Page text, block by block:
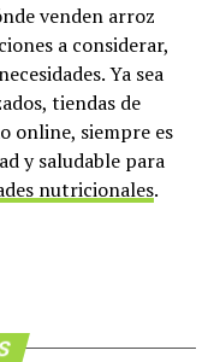
venden arroz
a considerar,
Ya sea
tiendas de
online, siempre es
y saludable para
nutricionales.